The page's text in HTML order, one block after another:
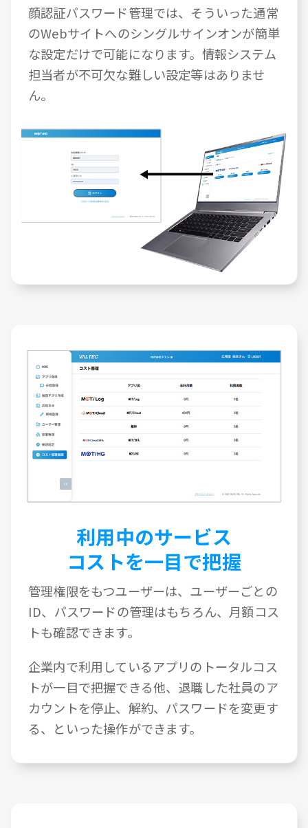
顔認証パスワード管理では、そういった通常
のWebサイトへのシングルサインオンが簡単
な設定だけで可能になります。情報システム
担当者が不可欠な難しい設定等はありませ
ん。
利用中のサービス
コストを一目で把握
管理権限をもつユーザーは、ユーザーごとの
ID、パスワードの管理はもちろん、月額コス
トも確認できます。
企業内で利用しているアプリのトータルコス
トが一目で把握できる他、退職した社員のア
カウントを停止、解約、パスワードを変更す
る、といった操作ができます。